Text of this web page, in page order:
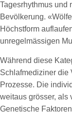
Tagesrhythmus und
Bevölkerung.
Höchstform
unregelmässigen
Während diese
Schlafmediziner die
Prozesse. Die
weitaus grösser, als
Genetische